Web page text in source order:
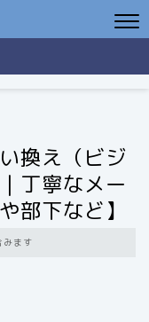
換え（ビジ
丁寧なメー
部下など】
みます